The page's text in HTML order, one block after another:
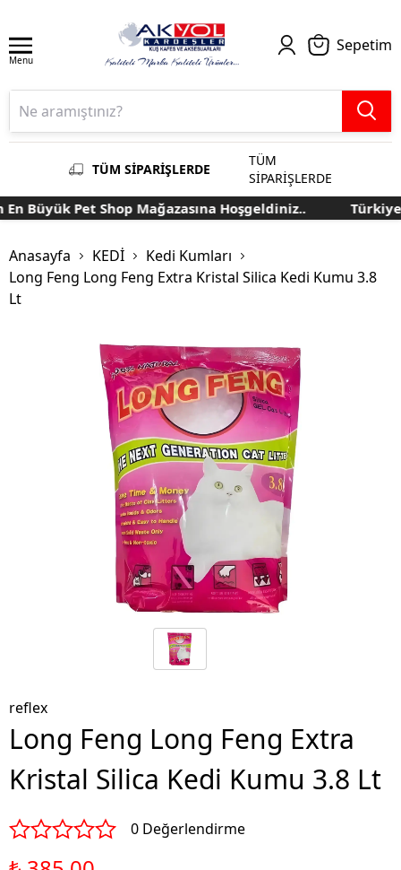
Menu
Sepetim
TÜM SİPARİŞLERDE
TÜM
SİPARİŞLERDE
Büyük Pet Shop Mağazasına Hoşgeldiniz..
Anasayfa KEDİ
Kedi Kumları
Long Feng Long Feng Extra Kristal Silica Kedi Kumu 3.8
Lt
reflex
Long Feng Long Feng Extra
Kristal Silica Kedi Kumu 3.8 Lt
0 Değerlendirme